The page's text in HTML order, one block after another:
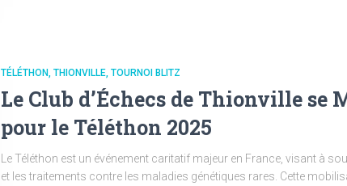
TÉLÉTHON THIONVILLE TOURNOI BLITZ
Le Club d’Échecs de Thionville se
pour le Téléthon 2025
Le Téléthon est un événement caritatif majeur en France, visant à
et les traitements contre les maladies génétiques rares. Cette